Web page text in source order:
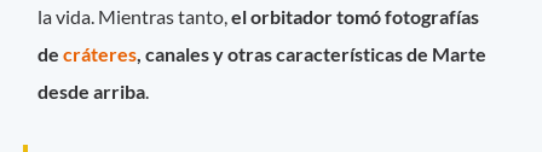
la vida. Mientras tanto,el orbitador tomó fotografías
decráteres, canales y otras características de Marte
desde arriba.